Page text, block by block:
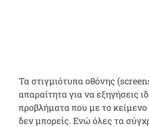
Τα στιγμιότυπα οθόνης
απαραίτητα για να εξηγήσεις
προβλήματα που με το
δεν μπορείς. Ενώ όλες τα